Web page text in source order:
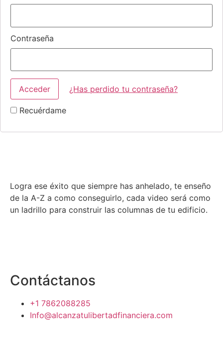
Contraseña
¿Has perdido tu contraseña?
Recuérdame
Logra ese éxito que siempre has anhelado, te enseño
de la A-Z a como conseguirlo, cada video será como
un ladrillo para construir las columnas de tu edificio.
Contáctanos
+1 7862088285
Info@alcanzatulibertadfinanciera.com